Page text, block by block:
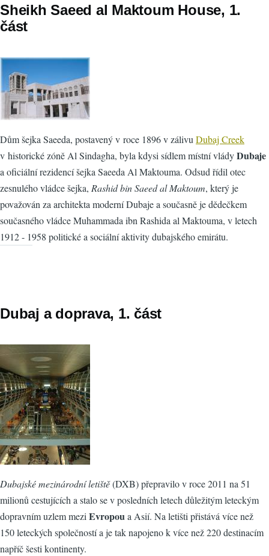
Sheikh Saeed al Maktoum House, 1.
část
Dům šejka Saeeda, postavený v roce 1896 v zálivuDubaj Creek
v historické zóně Al Sindagha, byla kdysi sídlem místní vládyDubaje
a oficiální rezidencí šejka Saeeda Al Maktouma. Odsud řídil otec
zesnulého vládce šejka, Rashid bin Saeed al Maktoum, který je
považován za architekta moderní Dubaje a současně je dědečkem
současného vládce Muhammada ibn Rashida al Maktouma, v letech
1912 - 1958 politické a sociální aktivity dubajského emirátu.
Dubaj a doprava, 1. část
Dubajské mezinárodní letiště(DXB) přepravilo v roce 2011 na 51
milionů cestujících a stalo se v posledních letech důležitým leteckým
dopravním uzlem mezi Evropoua Asií. Na letišti přistává více než
150 leteckých společností a je tak napojeno k více než 220 destinacím
napříč šesti kontinenty.